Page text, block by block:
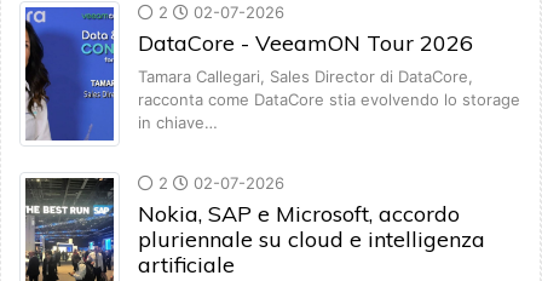
2 02-07-2026
DataCore - VeeamON Tour 2026
Tamara Callegari, Sales Director di DataCore,
racconta come DataCore stia evolvendo lo storage
in chiave…
2 02-07-2026
Nokia, SAP e Microsoft, accordo
pluriennale su cloud e intelligenza
artificiale